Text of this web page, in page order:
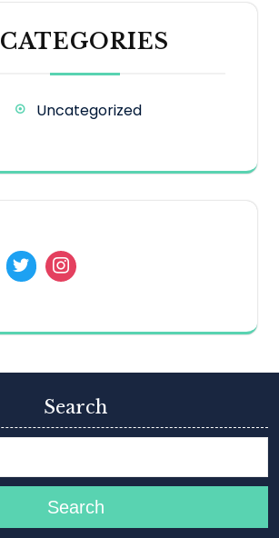
CATEGORIES
Uncategorized
Search
Search